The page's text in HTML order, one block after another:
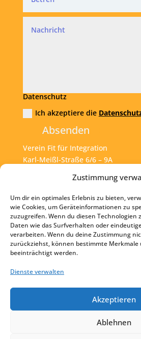
Zustimmung
Um dir ein optimales Erlebnis zu bieten,
wie Cookies, um Geräteinformationen zu
zuzugreifen. Wenn du diesen
Daten wie das Surfverhalten oder
verarbeiten. Wenn du deine Zustimmung
zurückziehst, können bestimmte Merkmale
beeinträchtigt werden.
Dienste verwalten
Akzeptieren
Ablehnen
Datenschutz
Ich akzeptiere die
Absenden
Verein Fit für Integration
Karl-Meißl-Straße 6/6 – 9A
Tel:+43 1 925 77 46
Mail: office@fit4int.at
Startseite
Kontakt
Impressum